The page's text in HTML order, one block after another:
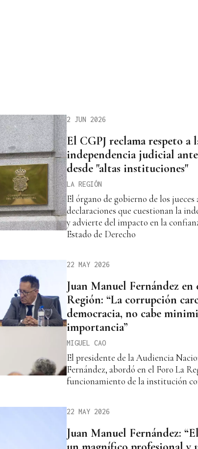
2 JUN 2026
El CGPJ reclama respeto a
independencia judicial
desde "altas instituciones"
LA REGIÓN
El órgano de gobierno de los
declaraciones que cuestionan la
y advierte del impacto en la
Estado de Derecho
22 MAY 2026
Juan Manuel Fernández en
Región: “La corrupción
democracia, no cabe
importancia”
MIGUEL CAO
El presidente de la Audiencia
Fernández, abordó en el Foro La
funcionamiento de la institución
22 MAY 2026
Juan Manuel Fernández: